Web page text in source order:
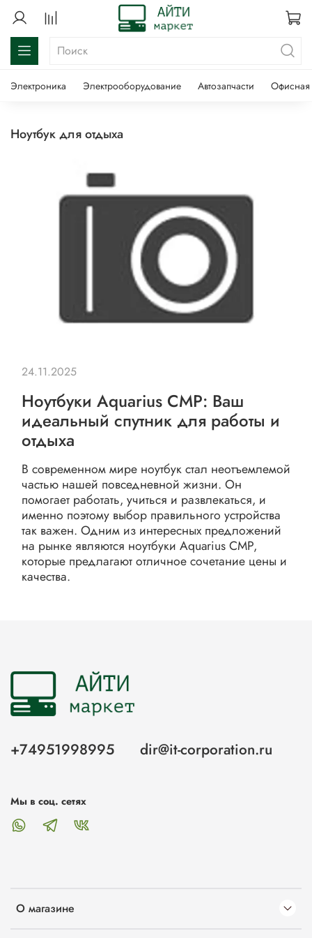
Электроника Электрооборудование Автозапчасти Офисная
ноутбук для отдыха
Ноутбуки Aquarius CMP: Ваш
идеальный спутник для работы и
отдыха
В современном мире ноутбук стал неотъемлемой
частью нашей повседневной жизни. Он
помогает работать, учиться и развлекаться, и
именно поэтому выбор правильного устройства
так важен. Одним из интересных предложений
на рынке являются ноутбуки Aquarius CMP,
которые предлагают отличное сочетание цены и
качества.
24.11.2025
О магазине
+74951998995 dir@it-corporation.ru
Мы в соц. сетях